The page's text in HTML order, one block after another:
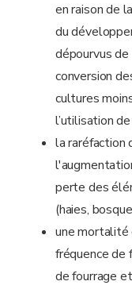
en raison de
du
dépourvus
conversion
cultures
l’utilisation
la raréfaction
perte des
(haies,
une mortalité
fréquence de
de fourrage